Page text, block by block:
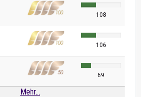
108
106
69
Mehr...